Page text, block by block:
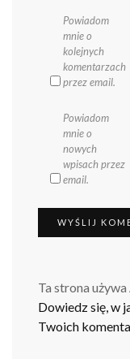
Powiadom
mnie o
kolejnych
komentarzach
przez email.
Powiadom
mnie o
nowych
wpisach przez
email.
Ta strona
Dowiedz się, w
Twoich